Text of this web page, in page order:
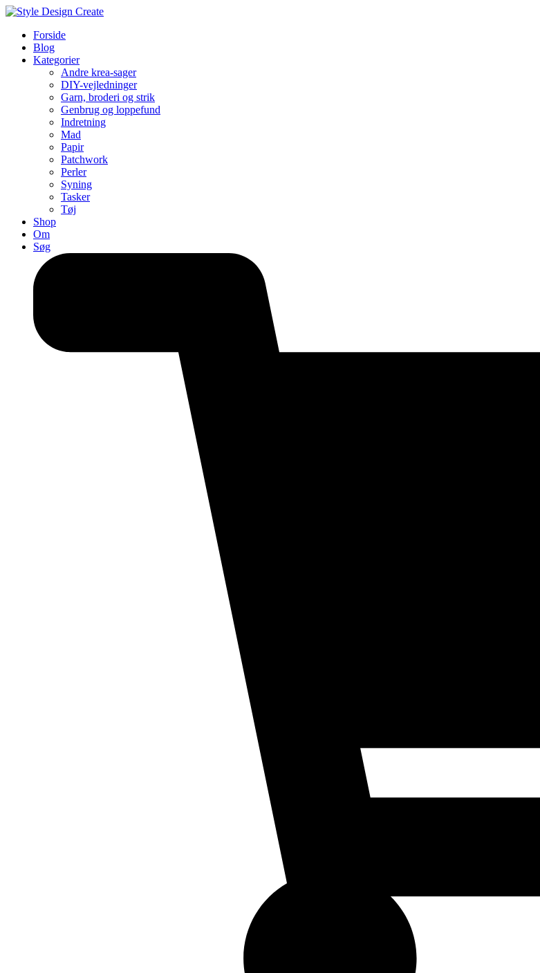
Forside
Blog
Kategorier
Andre krea-sager
DIY-vejledninger
Garn, broderi og strik
Genbrug og loppefund
Indretning
Mad
Papir
Patchwork
Perler
Syning
Tasker
Tøj
Shop
Om
Søg